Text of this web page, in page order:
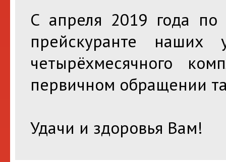
С апреля 2019 года
прейскуранте наших
четырёхмесячного
первичном обращении
Удачи и здоровья Вам!